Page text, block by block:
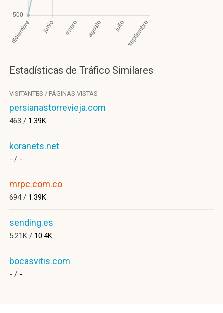
Estadísticas de Tráfico Similares
VISITANTES / PÁGINAS VISTAS
persianastorrevieja.com
463 / 1.39K
koranets.net
- / -
mrpc.com.co
694 / 1.39K
sending.es
5.21K / 10.4K
bocasvitis.com
- / -